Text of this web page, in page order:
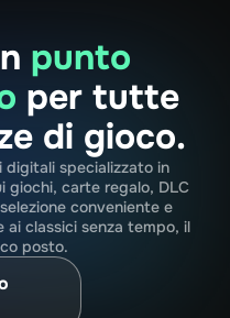
punto
per tutte
di gioco.
digitali specializzato in
carte regalo, DLC
conveniente e
classici senza tempo, il
posto.